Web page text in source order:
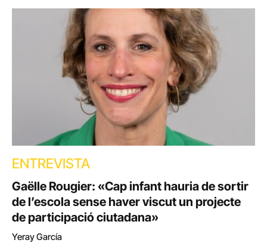
ENTREVISTA
Gaëlle Rougier: «Cap infant hauria de sortir
de l’escola sense haver viscut un projecte
de participació ciutadana»
Yeray García